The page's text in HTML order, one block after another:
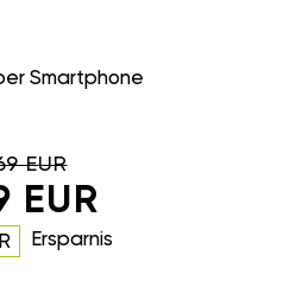
Smartphone
EUR
EUR
Ersparnis